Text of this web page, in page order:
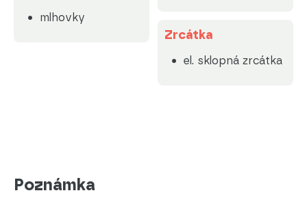
mlhovky
Zrcátka
el. sklopná zrcátka
Poznámka